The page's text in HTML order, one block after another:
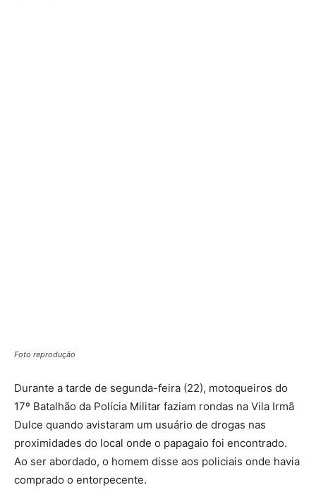
Foto reprodução
Durante a tarde de segunda-feira (22), motoqueiros do
17º Batalhão da Polícia Militar faziam rondas na Vila Irmã
Dulce quando avistaram um usuário de drogas nas
proximidades do local onde o papagaio foi encontrado.
Ao ser abordado, o homem disse aos policiais onde havia
comprado o entorpecente.